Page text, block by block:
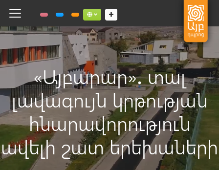
Toggle navigation Social links dropdown button
«Այբարար»․ տալ
լավագույն կրթության
հնարավորություն
ավելի շատ երեխաների